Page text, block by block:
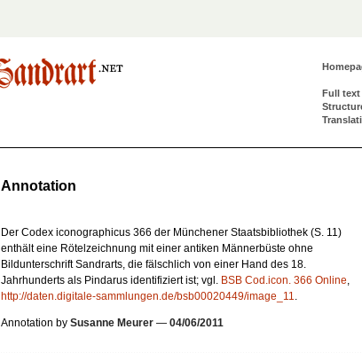
Full text
Annotation
Der Codex iconographicus 366 der Münchener Staatsbibliothek (S. 11)
enthält eine Rötelzeichnung mit einer antiken Männerbüste ohne
Bildunterschrift Sandrarts, die fälschlich von einer Hand des 18.
Jahrhunderts als Pindarus identifiziert ist; vgl. BSB Cod.icon. 366 Online,
http://daten.digitale-sammlungen.de/bsb00020449/image_11.
Annotation by Susanne Meurer — 04/06/2011